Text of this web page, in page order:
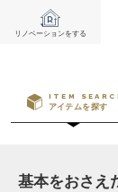
リノベーションをする
ITEM
アイテムを探す
基本をおさえ